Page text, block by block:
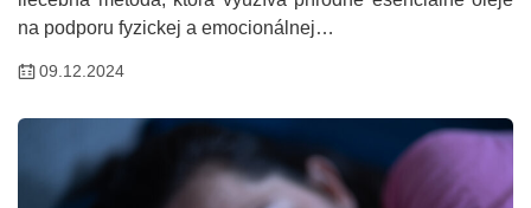
na podporu fyzickej a emocionálnej…
09.12.2024